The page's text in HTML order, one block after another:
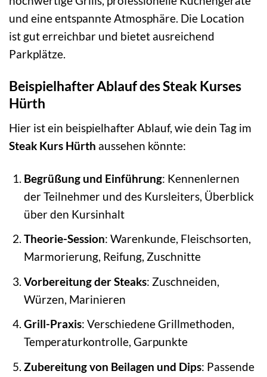
und eine entspannte Atmosphäre. Die Location
ist gut erreichbar und bietet ausreichend
Parkplätze.
Beispielhafter Ablauf des Steak Kurses
Hürth
Hier ist ein beispielhafter Ablauf, wie dein Tag im
Steak Kurs Hürth aussehen könnte:
Begrüßung und Einführung: Kennenlernen
der Teilnehmer und des Kursleiters, Überblick
über den Kursinhalt
Theorie-Session: Warenkunde, Fleischsorten,
Marmorierung, Reifung, Zuschnitte
Vorbereitung der Steaks: Zuschneiden,
Würzen, Marinieren
Grill-Praxis: Verschiedene Grillmethoden,
Temperaturkontrolle, Garpunkte
Zubereitung von Beilagen und Dips: Passende